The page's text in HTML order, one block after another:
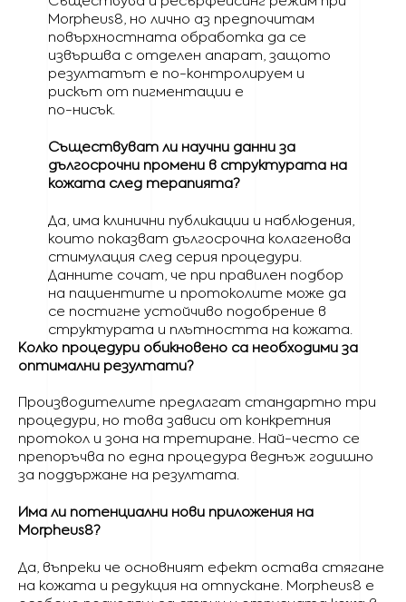
Morpheus8, но лично аз предпочитам
повърхностната обработка да се
извършва с отделен апарат, защото
резултатът е по-контролируем и
рискът от пигментации е
по-нисък.
Съществуват ли научни данни за
дългосрочни промени в структурата на
кожата след терапията?
Да, има клинични публикации и наблюдения,
които показват дългосрочна колагенова
стимулация след серия процедури.
Данните сочат, че при правилен подбор
на пациентите и протоколите може да
се постигне устойчиво подобрение в
структурата и плътността на кожата.
Колко процедури обикновено са необходими за
оптимални резултати?
Производителите предлагат стандартно три
процедури, но това зависи от конкретния
протокол и зона на третиране. Най-често се
препоръчва по една процедура веднъж годишно
за поддържане на резултата.
Има ли потенциални нови приложения на
Morpheus8?
Да, въпреки че основният ефект остава стягане
на кожата и редукция на отпускане. Morpheus8 е